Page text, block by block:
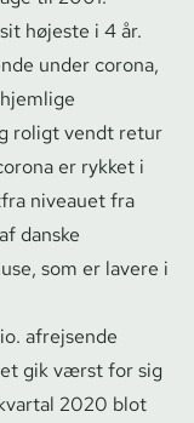
højeste i 4 år.
under corona,
roligt vendt retur
er rykket i
niveauet fra
danske
som er lavere i
afrejsende
gik værst for sig
2020 blot